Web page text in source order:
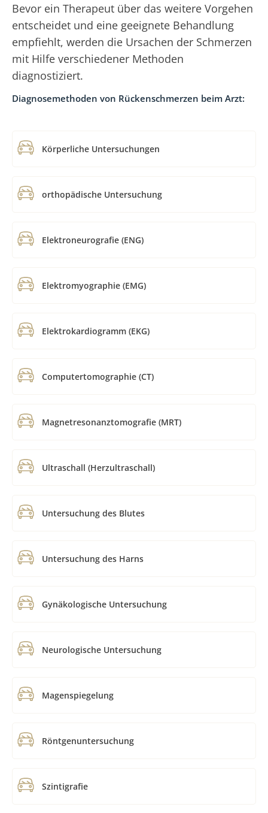
Bevor ein Therapeut über das weitere Vorgehen
entscheidet und eine geeignete Behandlung
empfiehlt, werden die Ursachen der Schmerzen
mit Hilfe verschiedener Methoden
diagnostiziert.
Diagnosemethoden von Rückenschmerzen beim Arzt:
Körperliche Untersuchungen
orthopädische Untersuchung
Elektroneurografie (ENG)
Elektromyographie (EMG)
Elektrokardiogramm (EKG)
Computertomographie (CT)
Magnetresonanztomografie (MRT)
Ultraschall (Herzultraschall)
Untersuchung des Blutes
Untersuchung des Harns
Gynäkologische Untersuchung
Neurologische Untersuchung
Magenspiegelung
Röntgenuntersuchung
Szintigrafie